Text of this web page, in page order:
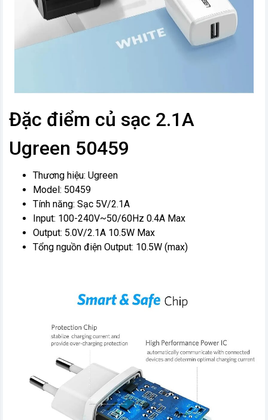
Đặc điểm củ sạc 2.1A
Ugreen 50459
Thương hiệu: Ugreen
Model: 50459
Tính năng: Sạc 5V/2.1A
Input: 100-240V~50/60Hz 0.4A Max
Output: 5.0V/2.1A 10.5W Max
Tổng nguồn điện Output: 10.5W (max)